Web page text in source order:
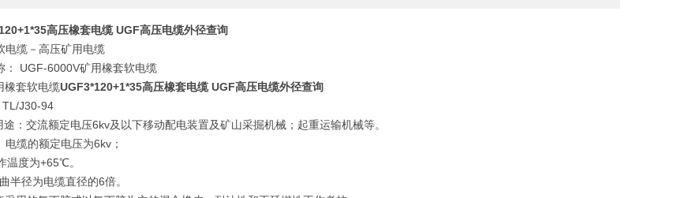
高压橡套电缆 UGF高压电缆外径查询
电缆－高压矿用电缆
： UGF-6000V矿用橡套软电缆
橡套软电缆UGF3*120+1*35高压橡套电缆 UGF高压电缆外径查询
TL/J30-94
：交流额定电压6kv及以下移动配电装置及矿山采掘机械；起重运输机械等。
缆的额定电压为6kv；
温度为+65℃。
半径为电缆直径的6倍。